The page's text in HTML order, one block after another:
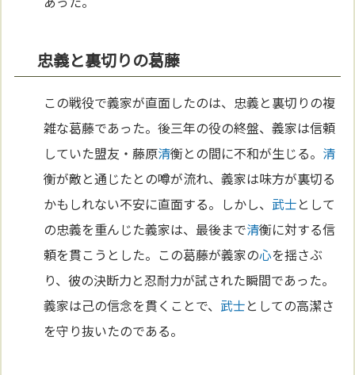
忠義と裏切りの葛藤
この戦役で義家が直面したのは、忠義と裏切りの複
雑な葛藤であった。後三年の役の終盤、義家は信頼
していた盟友・藤原清衡との間に不和が生じる。 清
衡が敵と通じたとの噂が流れ、義家は味方が裏切る
かもしれない不安に直面する。しかし、 武士として
の忠義を重んじた義家は、最後まで清衡に対する信
頼を貫こうとした。この葛藤が義家の心を揺さぶ
り、彼の決断力と忍耐力が試された瞬間であった。
義家は己の信念を貫くことで、 武士としての高潔さ
を守り抜いたのである。